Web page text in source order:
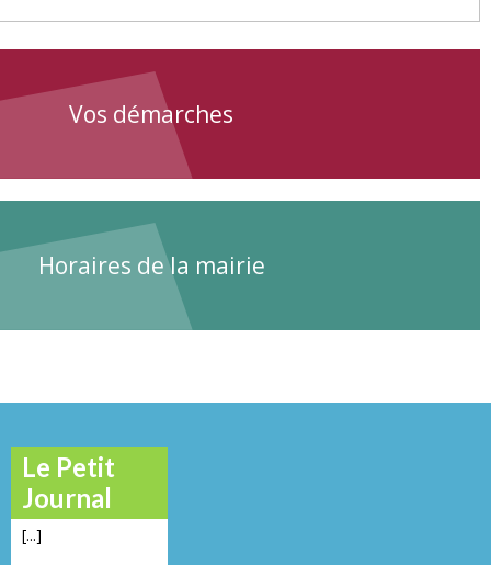
Vos démarches
Horaires de la mairie
Le Petit
Journal
[...]